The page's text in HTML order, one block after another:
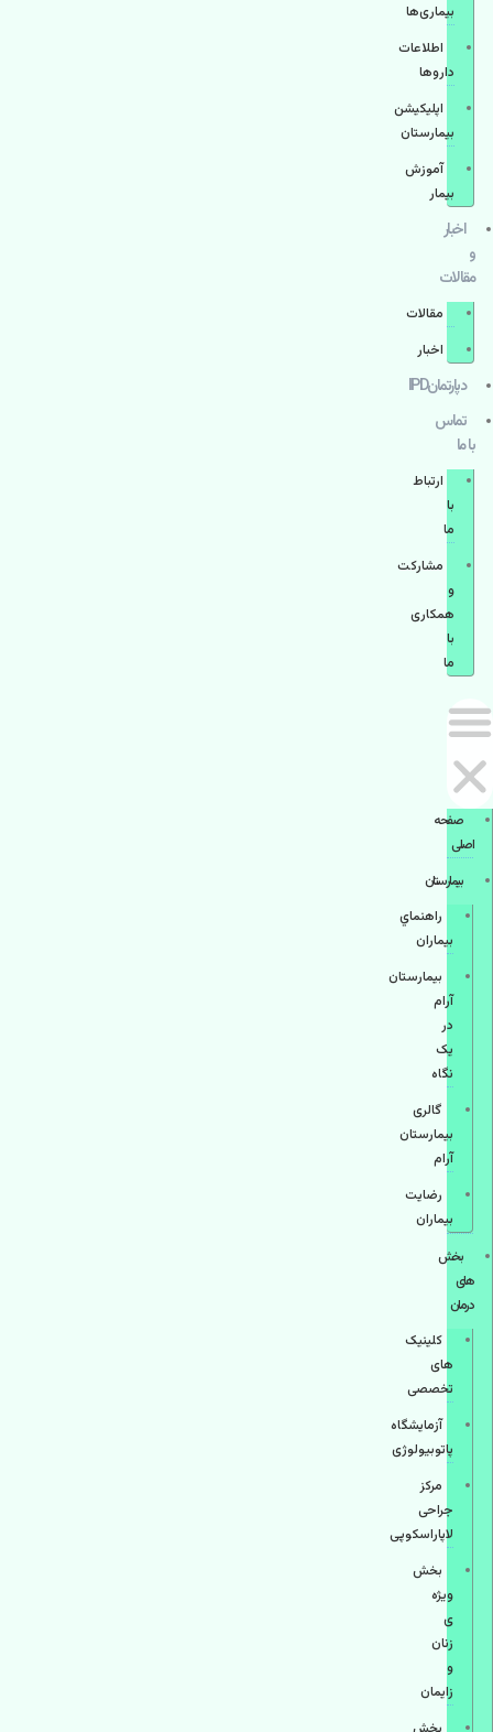
بیماری‌ها
اطلاعات
دارو‌ها
اپليكيشن
بيمارستان
آموزش
بیمار
اخبار
و
مقالات
مقالات
اخبار
دپارتمانIPD
تماس
با ما
ارتباط
با
ما
مشاركت
و
همكاری
با
ما
صفحه
اصلی
بيمارستان
راهنماي
بیماران
بیمارستان
آرام
در
یک
نگاه
گالری
بیمارستان
آرام
رضایت
بیماران
بخش
های
درمان
کلینیک
های
تخصصی
آزمایشگاه
پاتوبیولوژی
مرکز
جراحی
لاپاراسکوپی
بخش
ویژه
ی
زنان
و
زایمان